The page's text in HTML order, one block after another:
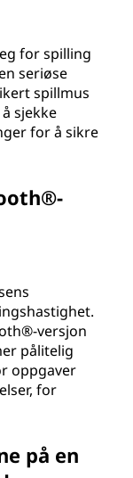
for spilling
seriøse
spillmus
sjekke
for å sikre
versjon
pålitelig
oppgaver
for
på en